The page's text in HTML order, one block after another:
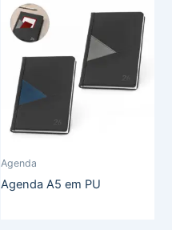
Agenda
Agenda A5 em PU